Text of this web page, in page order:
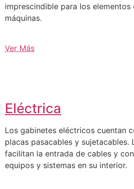
imprescindible para los
máquinas.
Ver Más
Eléctrica
Los gabinetes eléctricos cuentan
placas pasacables y sujetacables.
facilitan la entrada de cables y
equipos y sistemas en su interior.